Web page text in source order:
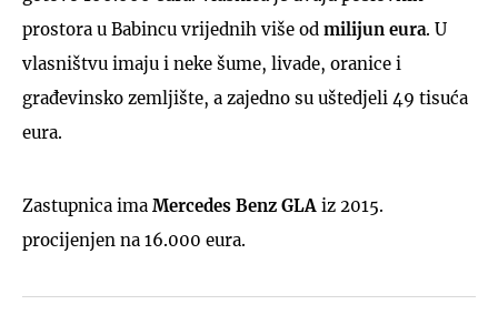
prostora u Babincu vrijednih više od milijun eura. U
vlasništvu imaju i neke šume, livade, oranice i
građevinsko zemljište, a zajedno su uštedjeli 49 tisuća
eura.
Zastupnica ima Mercedes Benz GLA iz 2015.
procijenjen na 16.000 eura.